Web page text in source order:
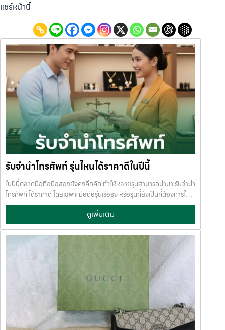
แชร์หน้านี้
รับจำนำโทรศัพท์ รุ่นไหนได้ราคาดีในปีนี้
ในปีนี้ตลาดมือถือมือสองยังคงคึกคัก ทำให้หลายรุ่นสามารถนำมา รับจำนำ
โทรศัพท์ ได้ราคาดี โดยเฉพาะมือถือรุ่นเรือธง หรือรุ่นที่ยังเป็นที่ต้องการใน
ตลาด หากคุณกำลังมองหาเงินด่วน การ จำนำมือถือ ถือเป็นทางเลือกที่
สะดวก ได้เงินไว และไม่ต้องขายขาด บทความนี้ JumnumPlus ขอพาไปดู
ว่า
โทรศัพท์รุ่นไหนบ้าง ที่รับจำนำได้ราคาดีในปีนี้ iPhone รุ่นที่รับจำนำได้
ราคาดี iPhone ยังครองอันดับหนึ่งเรื่องราคามือสอง และเป็นรุ่นที่ร้านรับ
จำนำให้ราคาสูงเสมอ รุ่นที่แนะนำ: iPhone 15 Pro Max iPhone 15 Pro
iPhone 14 Pro / Pro Max iPhone 13 Pro / Pro Max จุดเด่นของ
รับจำนำได้วงเงินดี แม้
ใช้งานแล้ว เหมาะมากสำหรับคนที่ต้องการ รับจำนำไอโฟน หรือ รับฝากไอ
โฟน แบบไม่ต้องขายเครื่องค่ะ Samsung รุ่นยอดนิยมสำหรับการรับจำนำ
Samsung เป็นมือถือ Android ที่ราคามือสองแข็งแรงที่สุด โดยเฉพาะรุ่น
เรือธงและรุ่นจอพับ รุ่นที่รับจำนำได้ราคาดี: Samsung Galaxy S24 Ultra
Samsung Galaxy S23 Ultra Samsung Galaxy Z Fold 5
ดูเพิ่มเติม